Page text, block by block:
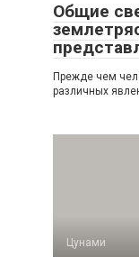
Общие
Прежде чем
раз­личных
Цунами